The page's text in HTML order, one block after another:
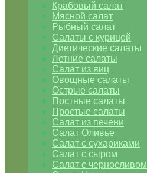
Крабовый салат
Мясной салат
Рыбный салат
Салаты с курицей
Диетические салаты
Летние салаты
Салат из яиц
Овощные салаты
Острые салаты
Постные салаты
Простые салаты
Салат из печени
Салат Оливье
Салат с сухариками
Салат с сыром
Салат с черносливом